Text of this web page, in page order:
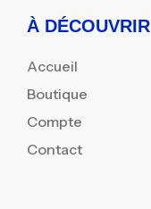
À DÉCOUVRIR
Accueil
Boutique
Compte
Contact